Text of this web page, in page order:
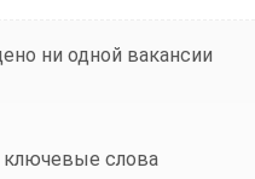
ни одной вакансии
ключевые слова